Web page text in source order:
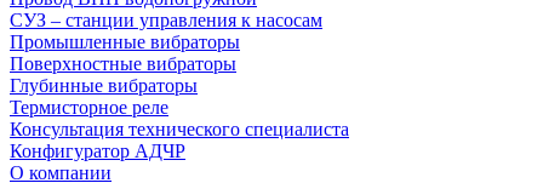
СУЗ – станции управления к насосам
Промышленные вибраторы
Поверхностные вибраторы
Глубинные вибраторы
Термисторное реле
Консультация технического специалиста
Конфигуратор АДЧР
О компании